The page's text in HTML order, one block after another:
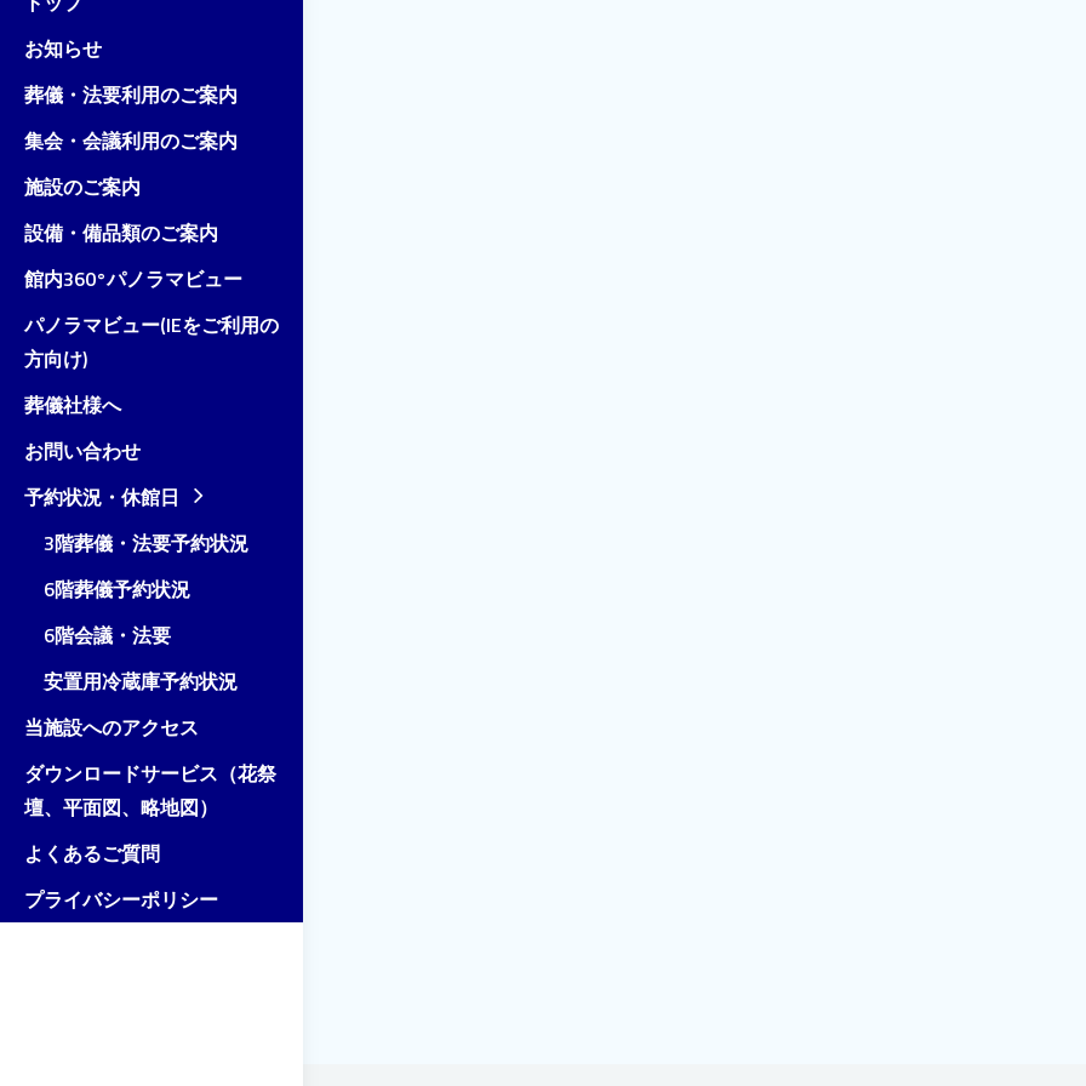
お知らせ
葬儀・法要利用のご案内
集会・会議利用のご案内
施設のご案内
設備・備品類のご案内
館内360°パノラマビュー
パノラマビュー(IEをご利用の
方向け)
葬儀社様へ
お問い合わせ
予約状況・休館日
3階葬儀・法要予約状況
6階葬儀予約状況
6階会議・法要
安置用冷蔵庫予約状況
当施設へのアクセス
ダウンロードサービス（花祭
壇、平面図、略地図）
よくあるご質問
プライバシーポリシー